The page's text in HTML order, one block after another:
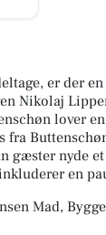
er der
Nikolaj
lover
gæster nyde
en
Mad,